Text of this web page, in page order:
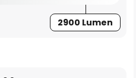
2900 Lumen